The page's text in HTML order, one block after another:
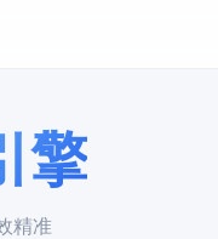
擎
精准